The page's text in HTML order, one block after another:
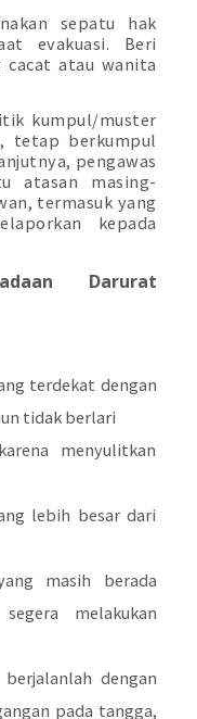
sepatu hak
evakuasi. Beri
cacat atau wanita
kumpul/muster
tetap berkumpul
pengawas
atasan masing-
termasuk yang
kepada
Darurat
terdekat dengan
tidak berlari
menyulitkan
lebih besar dari
masih berada
melakukan
dengan
pada tangga,